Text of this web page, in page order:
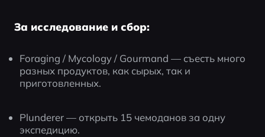
За исследование и сбор:
Foraging / Mycology / Gourmand — съесть много
разных продуктов, как сырых, так и
приготовленных.
Plunderer — открыть 15 чемоданов за одну
экспедицию.